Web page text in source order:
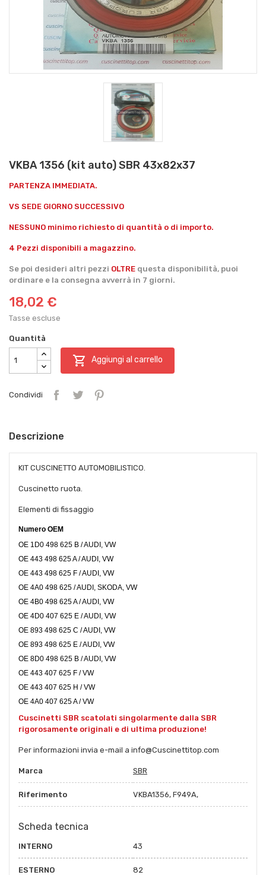
VKBA 1356 (kit auto) SBR 43x82x37
PARTENZA IMMEDIATA.
VS SEDE GIORNO SUCCESSIVO
NESSUNO minimo richiesto di quantità o di importo.
4 Pezzi disponibili a magazzino.
Se poi desideri altri pezzi OLTRE questa disponibilità, puoi
ordinare e la consegna avverrà in 7 giorni.
18,02 €
Tasse escluse
Quantità
 Aggiungi al carrello
Condividi
Descrizione
KIT CUSCINETTO AUTOMOBILISTICO.
Cuscinetto ruota.
Elementi di fissaggio
Numero OEM
OE 1D0 498 625 B / AUDI, VW
OE 443 498 625 A / AUDI, VW
OE 443 498 625 F / AUDI, VW
OE 4A0 498 625 / AUDI, SKODA, VW
OE 4B0 498 625 A / AUDI, VW
OE 4D0 407 625 E / AUDI, VW
OE 893 498 625 C / AUDI, VW
OE 893 498 625 E / AUDI, VW
OE 8D0 498 625 B / AUDI, VW
OE 443 407 625 F / VW
OE 443 407 625 H / VW
OE 4A0 407 625 A / VW
Cuscinetti SBR scatolati singolarmente dalla SBR
rigorosamente originali e di ultima produzione!
Per informazioni invia e-mail a info@Cuscinettitop.com
Marca SBR
Riferimento VKBA1356, F949A,
Scheda tecnica
INTERNO 43
ESTERNO 82